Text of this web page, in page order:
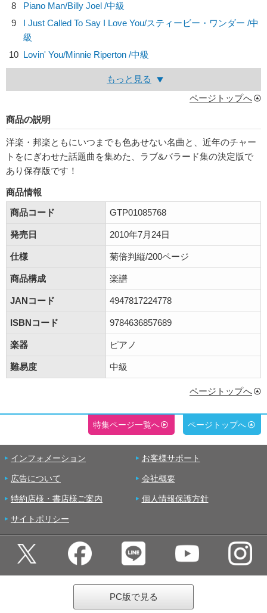
8
Piano Man/Billy Joel /中級
9
I Just Called To Say I Love You/スティービー・ワンダー /中
級
10 Lovin' You/Minnie Riperton /中級
もっと見る
ページトップへ
商品の説明
洋楽・邦楽ともにいつまでも色あせない名曲と、近年のチャー
トをにぎわせた話題曲を集めた、ラブ&バラード集の決定版で
あり保存版です！
商品情報
商品コード
GTP01085768
発売日 2010年7月24日
仕様 菊倍判縦/200ページ
商品構成 楽譜
JANコード 4947817224778
ISBNコード 9784636857689
楽器 ピアノ
難易度 中級
ページトップへ
特集ページ一覧へ ページトップへ
インフォメーション お客様サポート
広告について 会社概要
特約店様・書店様ご案内 個人情報保護方針
サイトポリシー
PC版で見る